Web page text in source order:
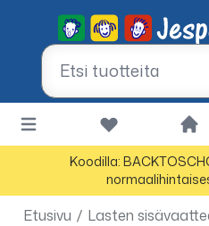
Koodilla:
Etusivu / Lasten